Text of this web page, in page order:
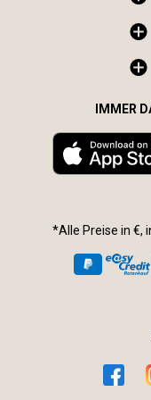
IMMER
*Alle Preise in €,